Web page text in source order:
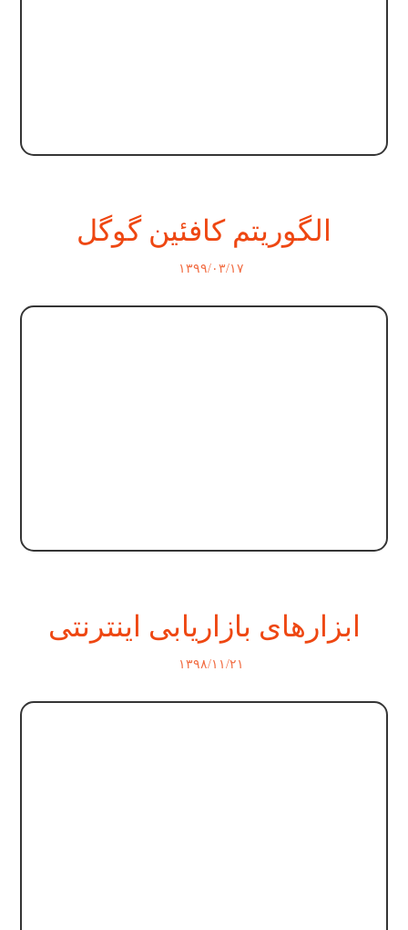
الگوریتم کافئین گوگل
۱۳۹۹/۰۳/۱۷
ابزارهای بازاریابی اینترنتی
۱۳۹۸/۱۱/۲۱